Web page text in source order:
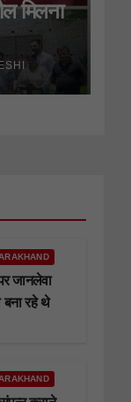
मिलना
जानलेवा
रहे थे